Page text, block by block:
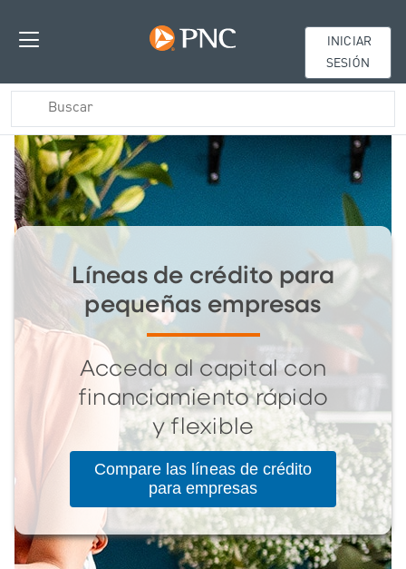
INICIAR
SESIÓN
Líneas de crédito para
pequeñas empresas
Acceda al capital con
financiamiento rápido
y flexible
Compare las líneas de crédito
para empresas